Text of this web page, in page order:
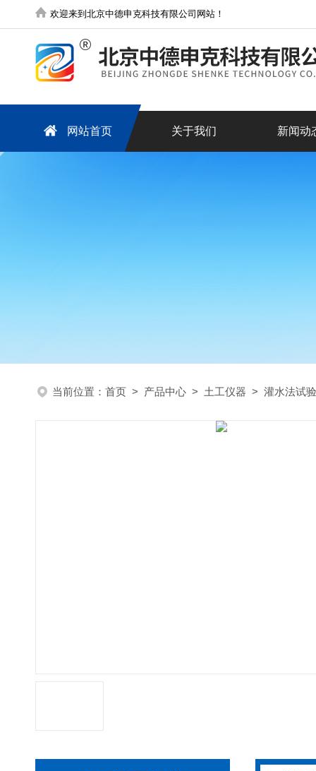
欢迎来到北京中德申克科技有限公司网站！
网站首页 关于我们 新闻动
当前位置： 首页 > 产品中心 > 土工仪器 > 灌水法试